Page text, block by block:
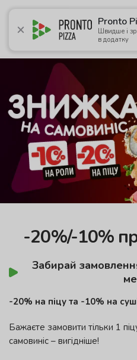
Pronto
Швидше і
в додатку
5.0
Акції Піца Суші Сети
-20%/-10%
Забирай
-20% на піцу та -10% на
Бажаєте замовити тільки 1
самовиніс – вигідніше!